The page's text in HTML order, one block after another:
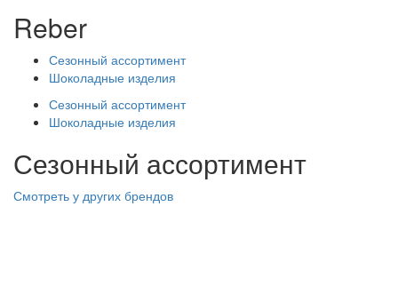
Reber
Сезонный ассортимент
Шоколадные изделия
Сезонный ассортимент
Шоколадные изделия
Сезонный ассортимент
Смотреть у других брендов